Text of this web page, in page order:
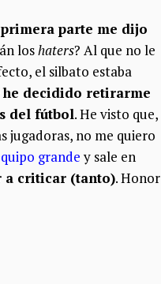
parte me dijo
loshaters? Al que no le
el silbato estaba
he decidido retirarme
del fútbol. He visto que,
jugadoras, no me quiero
grandey sale en
a criticar (tanto). Honor